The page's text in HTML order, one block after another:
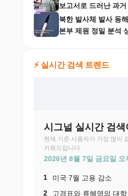
보고서로 드러난 과
북한 발사체 발사 동
본부 제원 정밀 분석
⚡ 실시간 검색 트렌드